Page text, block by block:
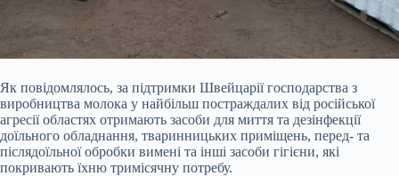
Як повідомлялось, за підтримки Швейцарії господарства з
виробництва молока у найбільш постраждалих від російської
агресії областях отримають засоби для миття та дезінфекції
доїльного обладнання, тваринницьких приміщень, перед- та
післядоїльної обробки вимені та інші засоби гігієни, які
покривають їхню тримісячну потребу.